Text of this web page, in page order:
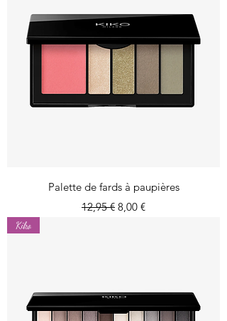
Palette de fards à paupières
Prix original
12,95 € Prix promotionnel
8,00 €
Kiko